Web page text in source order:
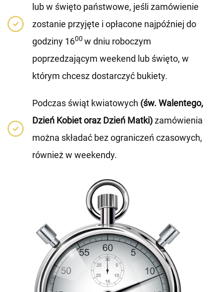
lub w święto państwowe, jeśli zamówienie
zostanie przyjęte i opłacone najpóźniej do
godziny 1600 w dniu roboczym
poprzedzającym weekend lub święto, w
którym chcesz dostarczyć bukiety.
Podczas świąt kwiatowych (św. Walentego,
Dzień Kobiet oraz Dzień Matki)zamówienia
można składać bez ograniczeń czasowych,
również w weekendy.